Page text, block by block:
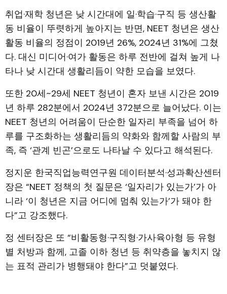
취업·재학 청년은 낮 시간대에 일·학습·구직 등 생산활
동 비율이 뚜렷하게 높아지는 반면, NEET 청년은 생산
활동 비율의 정점이 2019년 26%, 2024년 31%에 그쳤
다. 대신 미디어·여가 활동은 하루 전반에 걸쳐 높게 나
타나 낮 시간대 생활리듬이 약한 모습을 보였다.
또한 20세~29세 NEET 청년이 혼자 보낸 시간은 2019
년 하루 282분에서 2024년 372분으로 늘어났다. 이는
NEET 청년의 어려움이 단순한 일자리 부족을 넘어 하
루를 구조화하는 생활리듬의 약화와 함께할 사람의 부
족, 즉 ‘관계 빈곤’으로도 나타날 수 있다고 해석된다.
정지운 한국직업능력연구원 데이터분석·성과확산센터
장은 “NEET 정책의 첫 질문은 ‘일자리가 있는가’가 아
니라 ‘이 청년은 지금 어디에 멈춰 있는가’가 돼야 한
다”고 강조했다.
정 센터장은 또 “비활동형·구직형·가사육아형 등 유형
별 처방과 함께, 고졸 이하 청년 등 취약층을 놓치지 않
는 표적 관리가 병행돼야 한다”고 덧붙였다.